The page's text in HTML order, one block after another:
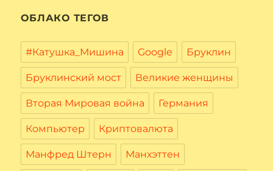
ОБЛАКО ТЕГОВ
#Катушка_Мишина Google Бруклин
Бруклинский мост Великие женщины
Вторая Мировая война Германия
Компьютер Криптовалюта
Манфред Штерн Манхэттен